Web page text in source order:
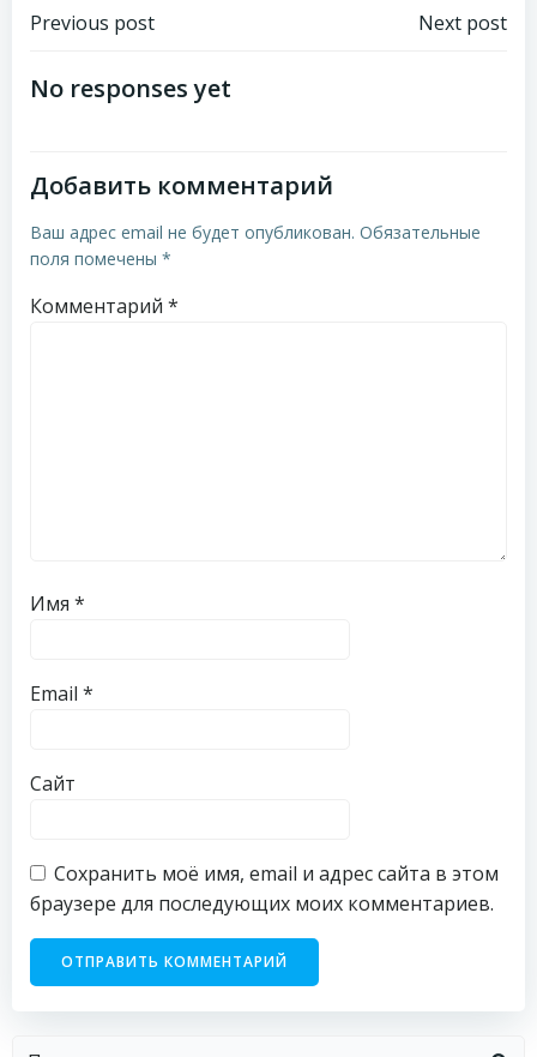
Навигация
по
Previous post
Навигация
Next post
No responses yet
Добавить комментарий
Ваш адрес email не будет опубликован. Обязательные
поля помечены *
Комментарий *
Имя *
Email *
Сайт
Сохранить моё имя, email и адрес сайта в этом
браузере для последующих моих комментариев.
Найти: